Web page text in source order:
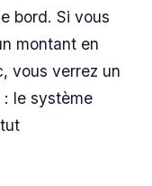
bord. Si vous
montant en
vous verrez un
: le système